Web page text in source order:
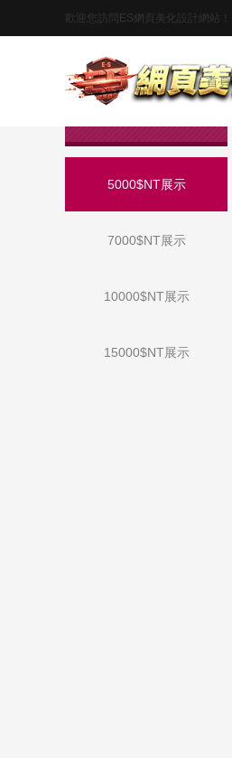
歡迎您訪問ES網頁美化設計網站！
首頁
5000$NT展示
7000$NT展示
10000$NT展示
15000$NT展示